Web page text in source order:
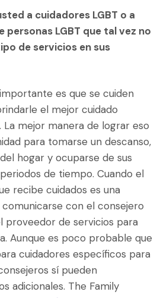
a cuidadores LGBT o a
personas LGBT que tal vez no
de servicios en sus
es que se cuiden
el mejor cuidado
La mejor manera de lograr eso
para tomarse un descanso,
hogar y ocuparse de sus
de tiempo. Cuando el
recibe cuidados es una
con el consejero
proveedor de servicios para
Aunque es poco probable que
cuidadores específicos para
sí pueden
adicionales. The Family